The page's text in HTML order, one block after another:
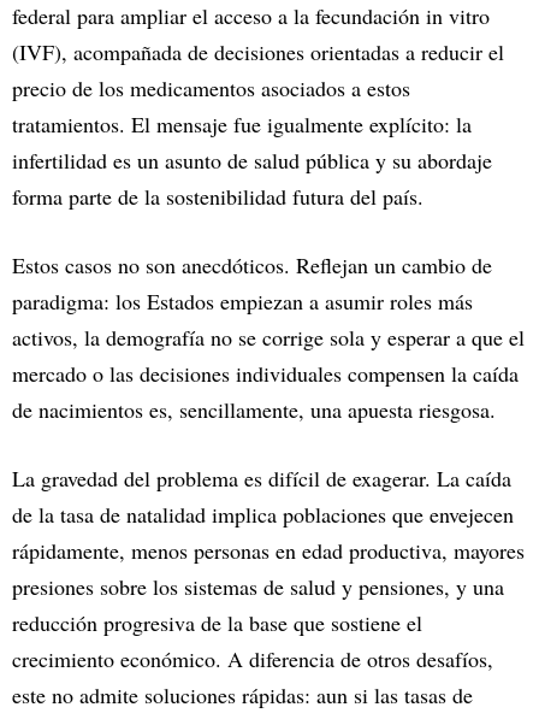
federal para ampliar el acceso a la fecundación in vitro
(IVF), acompañada de decisiones orientadas a reducir el
precio de los medicamentos asociados a estos
tratamientos. El mensaje fue igualmente explícito: la
infertilidad es un asunto de salud pública y su abordaje
forma parte de la sostenibilidad futura del país.
Estos casos no son anecdóticos. Reflejan un cambio de
paradigma: los Estados empiezan a asumir roles más
activos, la demografía no se corrige sola y esperar a que el
mercado o las decisiones individuales compensen la caída
de nacimientos es, sencillamente, una apuesta riesgosa.
La gravedad del problema es difícil de exagerar. La caída
de la tasa de natalidad implica poblaciones que envejecen
rápidamente, menos personas en edad productiva, mayores
presiones sobre los sistemas de salud y pensiones, y una
reducción progresiva de la base que sostiene el
crecimiento económico. A diferencia de otros desafíos,
este no admite soluciones rápidas: aun si las tasas de